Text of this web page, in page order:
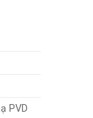
PVD